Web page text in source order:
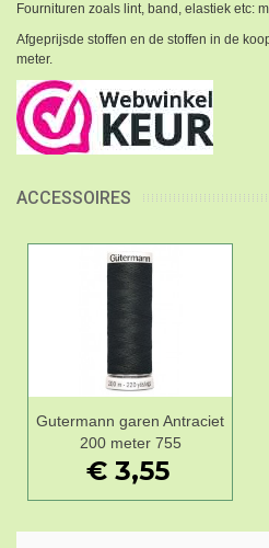
Fournituren zoals lint, band, elastiek etc:
Afgeprijsde stoffen en de stoffen in de
meter.
ACCESSOIRES
Gutermann garen Antraciet
200 meter 755
€ 3,55